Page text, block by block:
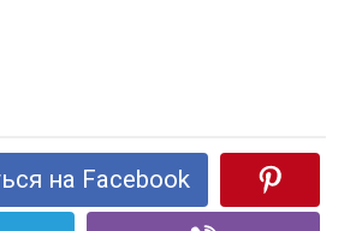
на Facebook